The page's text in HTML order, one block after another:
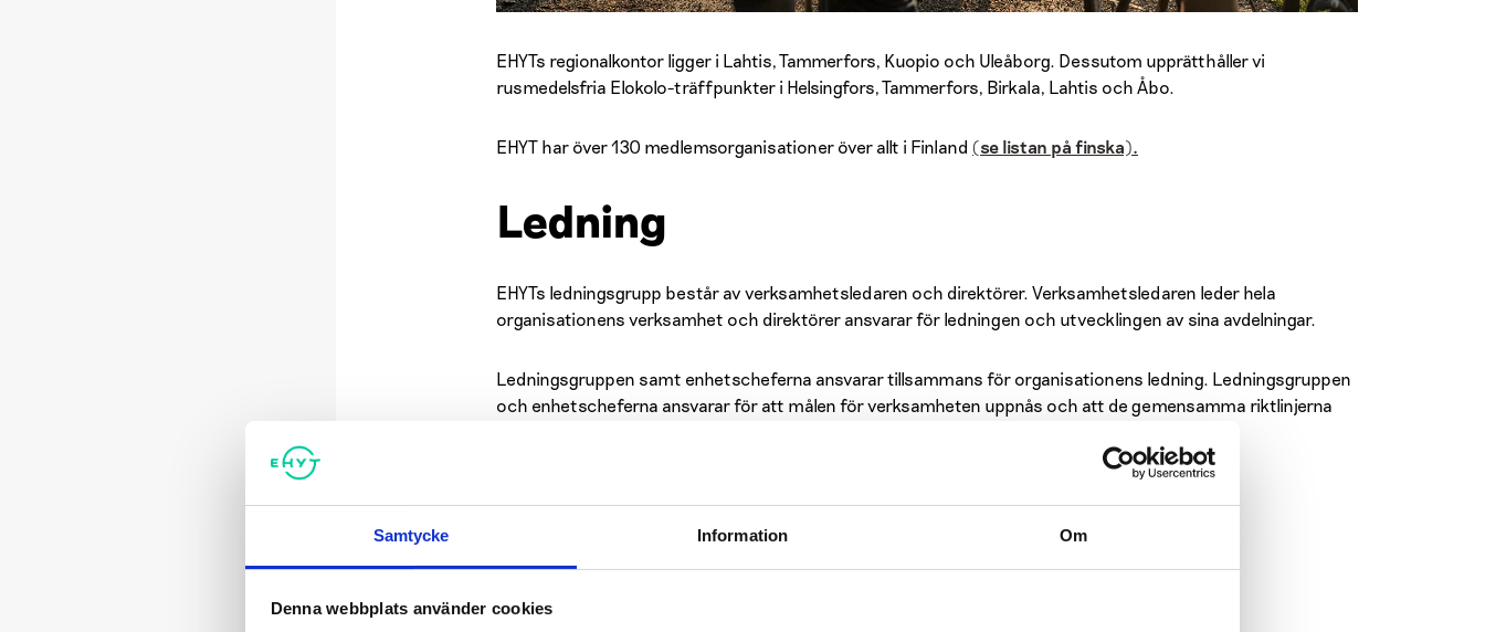
Samtycke Information Om
Denna webbplats använder cookies
EHYTs regionalkontor ligger i Lahtis, Tammerfors, Kuopio och Uleåborg. Dessutom upprätthåller vi
rusmedelsfria Elokolo-träffpunkter i Helsingfors, Tammerfors, Birkala, Lahtis och Åbo.
EHYT har över 130 medlemsorganisationer över allt i Finland (se listan på finska).
Ledning
EHYTs ledningsgrupp består av verksamhetsledaren och direktörer. Verksamhetsledaren leder hela
organisationens verksamhet och direktörer ansvarar för ledningen och utvecklingen av sina avdelningar.
Ledningsgruppen samt enhetscheferna ansvarar tillsammans för organisationens ledning. Ledningsgruppen
och enhetscheferna ansvarar för att målen för verksamheten uppnås och att de gemensamma riktlinjerna
Ledningsgrupp